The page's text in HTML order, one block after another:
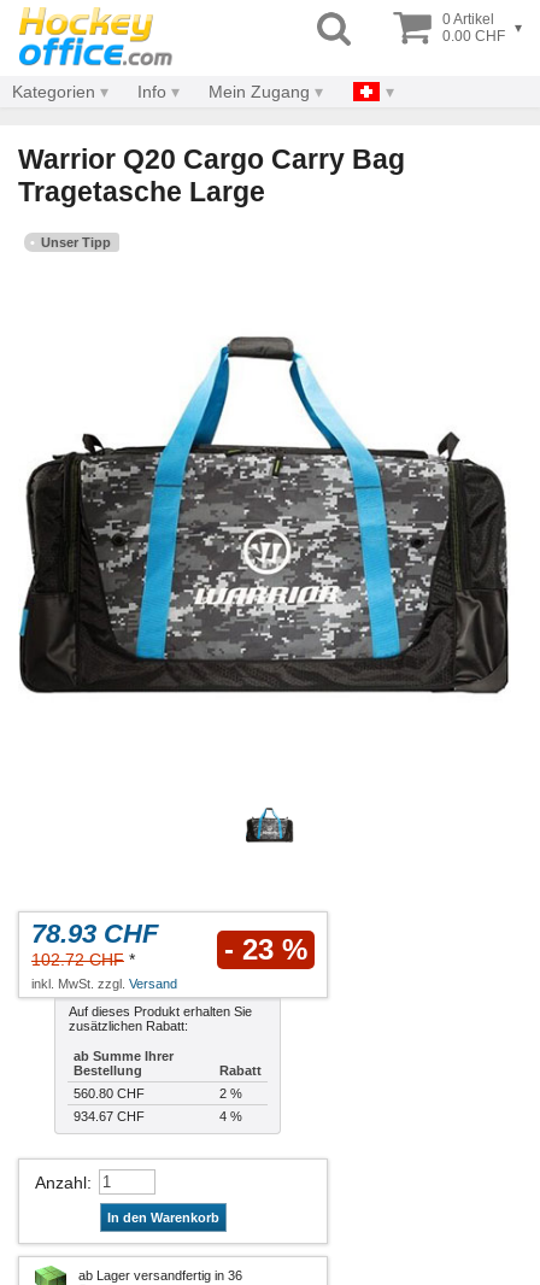
0 Artikel
0.00 CHF ▾
Kategorien Info Mein Zugang
Warrior Q20 Cargo Carry Bag
Tragetasche Large
Unser Tipp
78.93 CHF
102.72 CHF * - 23 %
inkl. MwSt. zzgl. Versand
Auf dieses Produkt erhalten Sie
zusätzlichen Rabatt:
ab Summe Ihrer
Bestellung
Rabatt
560.80 CHF
2 %
934.67 CHF
4 %
Anzahl:
In den Warenkorb
ab Lager versandfertig in 36